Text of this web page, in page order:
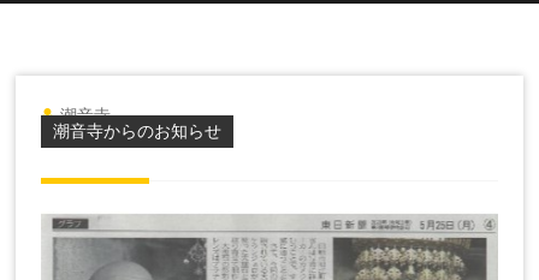
潮音寺からのお知らせ
潮音寺